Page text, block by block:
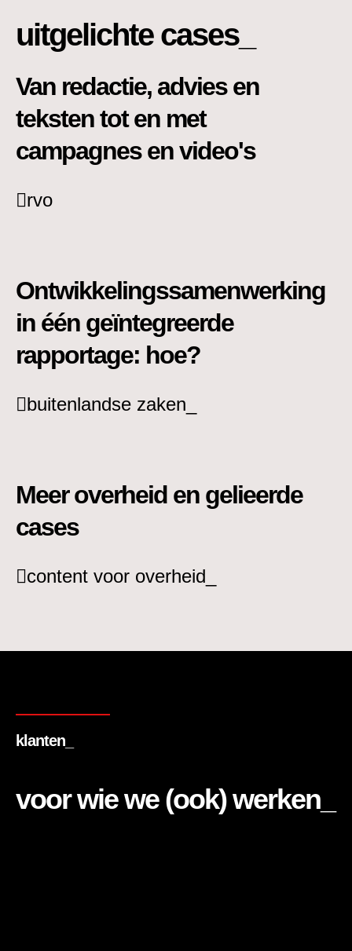
uitgelichte cases_
Van redactie, advies en
teksten tot en met
campagnes en video's
rvo
Ontwikkelingssamenwerking
in één geïntegreerde
rapportage: hoe?
buitenlandse zaken_
Meer overheid en gelieerde
cases
content voor overheid_
klanten_
voor wie we (ook) werken_